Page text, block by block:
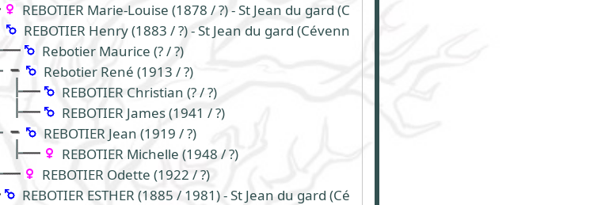
REBOTIER Marie-Louise (1878 / ?) - St Jean du gard (Cévennes)
REBOTIER Henry (1883 / ?) - St Jean du gard (Cévennes)
Rebotier Maurice (? / ?)
Rebotier René (1913 / ?)
REBOTIER Christian (? / ?)
REBOTIER James (1941 / ?)
REBOTIER Jean (1919 / ?)
REBOTIER Michelle (1948 / ?)
REBOTIER Odette (1922 / ?)
REBOTIER ESTHER (1885 / 1981) - St Jean du gard (Cévennes)